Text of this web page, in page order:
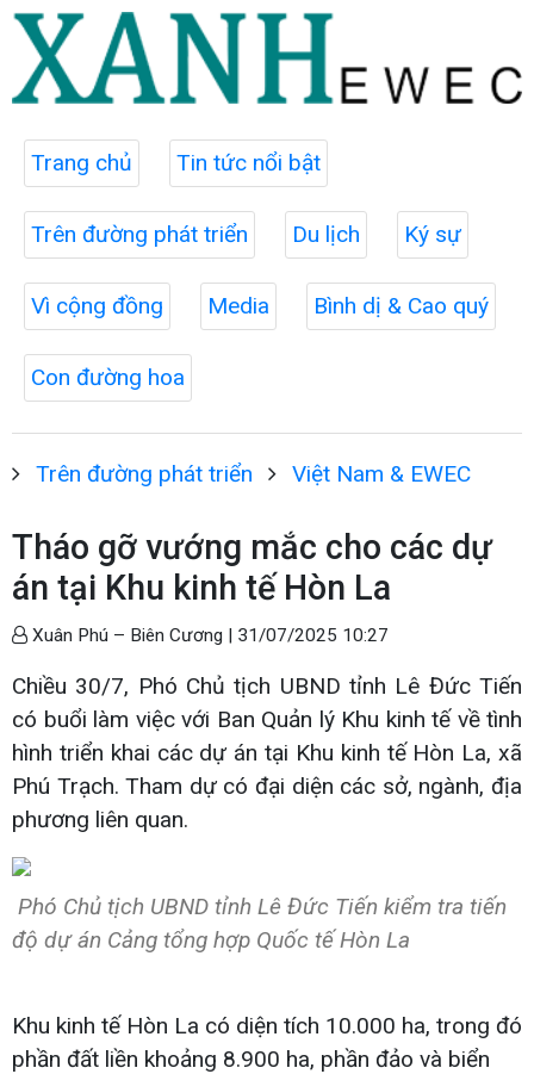
Trang chủ Tin tức nổi bật
Trên đường phát triển Du lịch Ký sự
Vì cộng đồng Media Bình dị & Cao quý
Con đường hoa
Trên đường phát triển Việt Nam & EWEC
Tháo gỡ vướng mắc cho các dự
án tại Khu kinh tế Hòn La
Xuân Phú – Biên Cương | 31/07/2025 10:27
Chiều 30/7, Phó Chủ tịch UBND tỉnh Lê Đức Tiến
có buổi làm việc với Ban Quản lý Khu kinh tế về tình
hình triển khai các dự án tại Khu kinh tế Hòn La, xã
Phú Trạch. Tham dự có đại diện các sở, ngành, địa
phương liên quan.
Phó Chủ tịch UBND tỉnh Lê Đức Tiến kiểm tra tiến
độ dự án Cảng tổng hợp Quốc tế Hòn La
Khu kinh tế Hòn La có diện tích 10.000 ha, trong đó
phần đất liền khoảng 8.900 ha, phần đảo và biển